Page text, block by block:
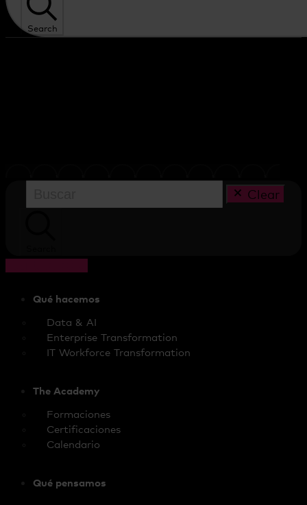
Search
Clear
Qué hacemos
Data & AI
Enterprise Transformation
IT Workforce Transformation
The Academy
Formaciones
Certificaciones
Calendario
Qué pensamos